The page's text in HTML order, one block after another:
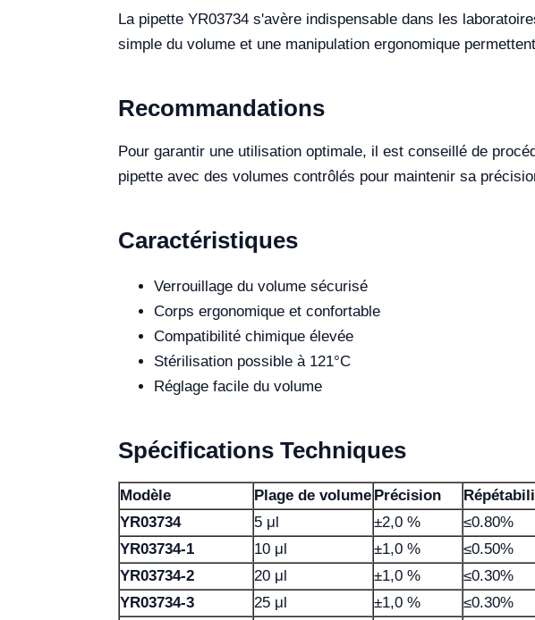
La pipette YR03734 s'avère indispensable dans les
simple du volume et une manipulation ergonomique
Recommandations
Pour garantir une utilisation optimale, il est conseillé de
pipette avec des volumes contrôlés pour maintenir sa
Caractéristiques
Verrouillage du volume sécurisé
Corps ergonomique et confortable
Compatibilité chimique élevée
Stérilisation possible à 121°C
Réglage facile du volume
Spécifications Techniques
Modèle Plage de volume Précision
YR03734
5 μl ±2,0 %
≤0.80%
YR03734-1
10 μl ±1,0 %
≤0.50%
YR03734-2
20 μl ±1,0 %
≤0.30%
YR03734-3
25 μl ±1,0 %
≤0.30%